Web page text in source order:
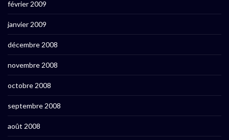
février 2009
janvier 2009
décembre 2008
novembre 2008
octobre 2008
septembre 2008
août 2008